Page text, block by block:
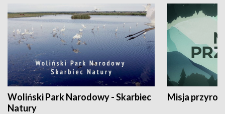
Woliński Park Narodowy - Skarbiec
Natury
Misja